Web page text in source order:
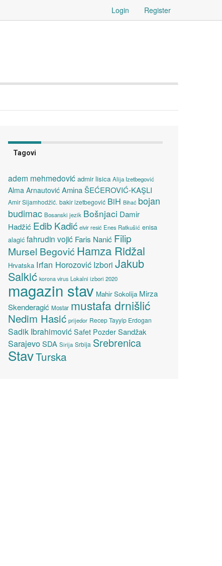
Login Register
Tagovi
adem mehmedović admir lisica Alija Izetbegović
Alma Arnautović Amina ŠEĆEROVIĆ-KAŞLI
Amir Sijamhodžić. bakir izetbegović BiH Bihać bojan
budimac Bosanski jezik Bošnjaci Damir
Hadžić Edib Kadić elvir resić Enes Ratkušić enisa
alagić fahrudin vojić Faris Nanić Filip
Mursel Begović Hamza Ridžal
Hrvatska Irfan Horozović Izbori Jakub
Salkić korona virus Lokalni izbori 2020
magazin stav Mahir Sokolija Mirza
Skenderagić Mostar mustafa drnišlić
Nedim Hasić prijedor Recep Tayyip Erdogan
Sadik Ibrahimović Safet Pozder Sandžak
SarajevoSDA Sirija Srbija Srebrenica
StavTurska